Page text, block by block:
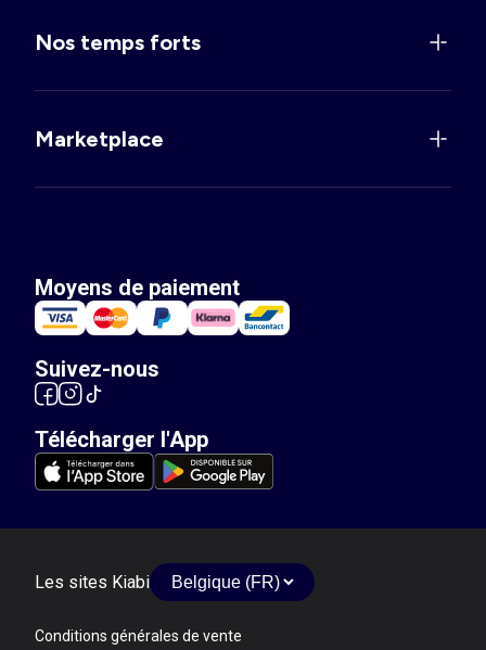
Nos temps forts
Marketplace
Moyens de paiement
Suivez-nous
Télécharger l'App
Les sites Kiabi
Conditions générales de vente